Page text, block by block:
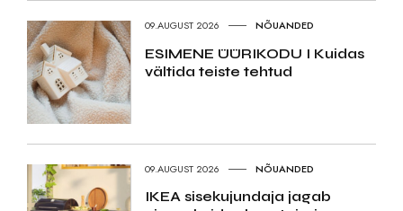
09.AUGUST 2026 NÕUANDED
ESIMENE ÜÜRIKODU I Kuidas
vältida teiste tehtud
09.AUGUST 2026 NÕUANDED
IKEA sisekujundaja jagab